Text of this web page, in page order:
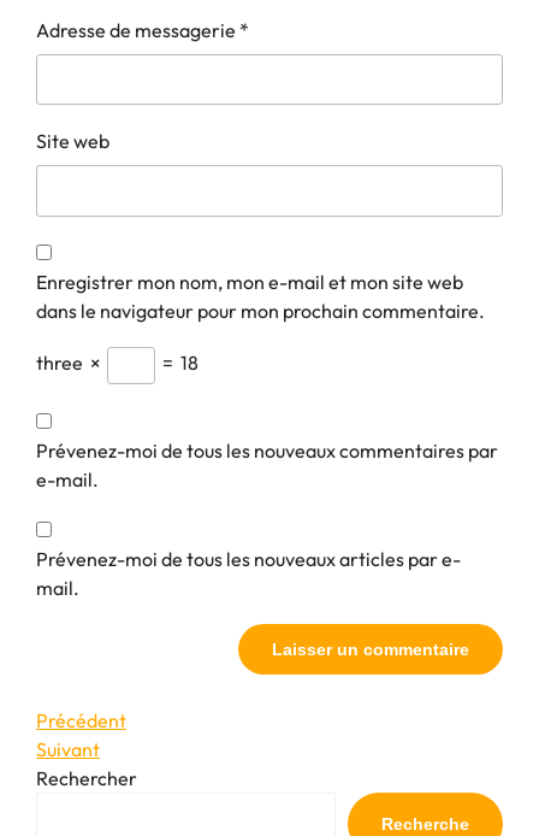
Adresse de messagerie *
Site web
Enregistrer mon nom, mon e-mail et mon site web
dans le navigateur pour mon prochain commentaire.
three × = 18
Prévenez-moi de tous les nouveaux commentaires par
e-mail.
Prévenez-moi de tous les nouveaux articles par e-
mail.
Navigation
de
Article
précédent
Précédent
Article
suivant
Suivant
Rechercher
Recherche